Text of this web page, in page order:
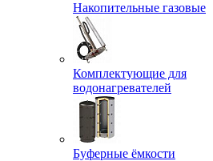
Накопительные газовые
Комплектующие для
водонагревателей
Буферные ёмкости